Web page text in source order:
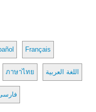
Français
ภาษาไทย اللغة العربية